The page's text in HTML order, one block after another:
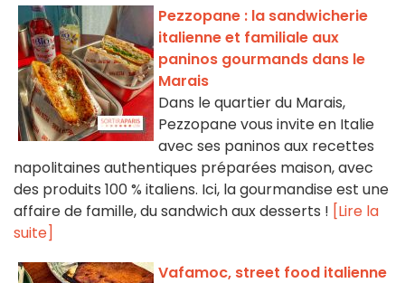
Pezzopane : la sandwicherie
italienne et familiale aux
paninos gourmands dans le
Marais
Dans le quartier du Marais,
Pezzopane vous invite en Italie
avec ses paninos aux recettes
napolitaines authentiques préparées maison, avec
des produits 100 % italiens. Ici, la gourmandise est une
affaire de famille, du sandwich aux desserts ! [Lire la
suite]
Vafamoc, street food italienne